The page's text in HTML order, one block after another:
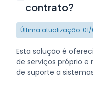
contrato?
Última atualização:
Esta solução é
de serviços próprio
de suporte a